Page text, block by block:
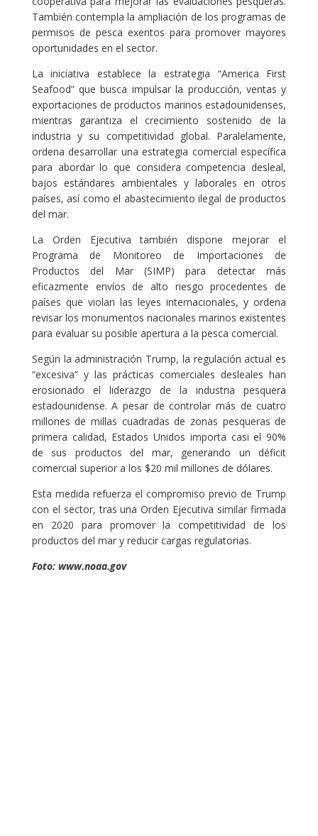
También contempla la ampliación de los programas de
permisos de pesca exentos para promover mayores
oportunidades en el sector.
La iniciativa establece la estrategia “America First
Seafood” que busca impulsar la producción, ventas y
exportaciones de productos marinos estadounidenses,
mientras garantiza el crecimiento sostenido de la
industria y su competitividad global. Paralelamente,
ordena desarrollar una estrategia comercial específica
para abordar lo que considera competencia desleal,
bajos estándares ambientales y laborales en otros
países, así como el abastecimiento ilegal de productos
del mar.
La Orden Ejecutiva también dispone mejorar el
Programa de Monitoreo de Importaciones de
Productos del Mar (SIMP) para detectar más
eficazmente envíos de alto riesgo procedentes de
países que violan las leyes internacionales, y ordena
revisar los monumentos nacionales marinos existentes
para evaluar su posible apertura a la pesca comercial.
Según la administración Trump, la regulación actual es
“excesiva” y las prácticas comerciales desleales han
erosionado el liderazgo de la industria pesquera
estadounidense. A pesar de controlar más de cuatro
millones de millas cuadradas de zonas pesqueras de
primera calidad, Estados Unidos importa casi el 90%
de sus productos del mar, generando un déficit
comercial superior a los $20 mil millones de dólares.
Esta medida refuerza el compromiso previo de Trump
con el sector, tras una Orden Ejecutiva similar firmada
en 2020 para promover la competitividad de los
productos del mar y reducir cargas regulatorias.
Foto: www.noaa.gov